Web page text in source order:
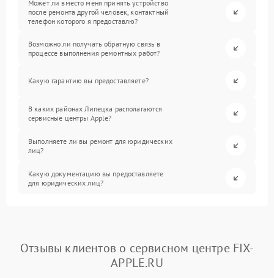
Может ли вместо меня принять устройство
после ремонта другой человек, контактный
телефон которого я предоставлю?
Возможно ли получать обратную связь в
процессе выполнения ремонтных работ?
Какую гарантию вы предоставляете?
В каких районах Липецка располагаются
сервисные центры Apple?
Выполняете ли вы ремонт для юридических
лиц?
Какую документацию вы предоставляете
для юридических лиц?
Отзывы клиентов о сервисном центре FIX-
APPLE.RU